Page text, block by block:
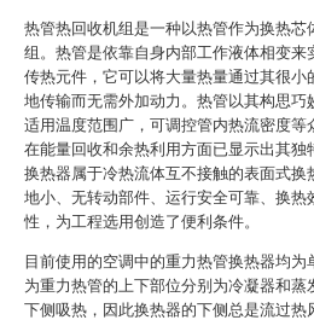
热管热回收机组是一种以热管作为换热芯
组。热管是依靠自身内部工作液体相变来
传热元件，它可以将大量热量通过其很小
地传输而无需外加动力。热管以其构思巧
适用温度范围广，可调控管内热流密度等
在能量回收和余热利用方面已显示出其独
换热器属于冷热流体互不接触的表面式换
地小、无转动部件、运行安全可靠、换热
性，为工程选用创造了便利条件。
目前使用的空调中的重力热管换热器均为
为重力热管的上下部位分别为冷凝器和蒸
下侧吸热，因此换热器的下侧总是流过热